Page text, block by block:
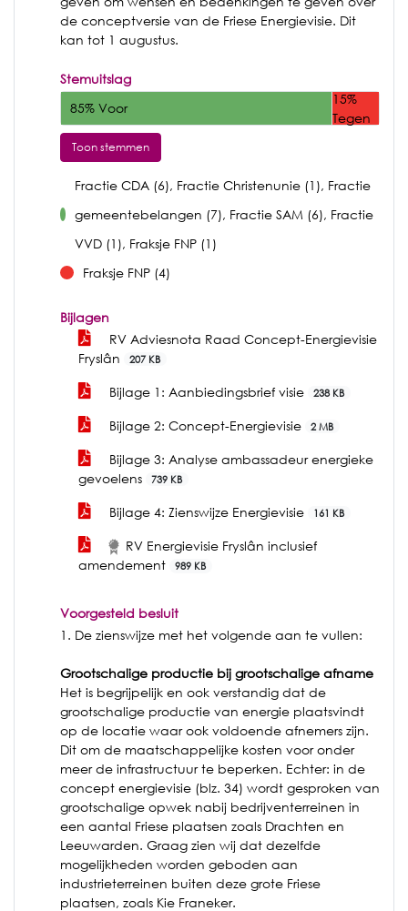
de conceptversie van de Friese Energievisie. Dit
kan tot 1 augustus.
Stemuitslag
85% Voor
15%
Tegen
Toon stemmen
voor
Fractie CDA (6), Fractie Christenunie (1), Fractie
gemeentebelangen (7), Fractie SAM (6), Fractie
VVD (1), Fraksje FNP (1)
Fraksje FNP (4)
Bijlagen
RV Adviesnota Raad Concept-Energievisie
Fryslân
207 KB
Bijlage 1: Aanbiedingsbrief visie 238 KB
Bijlage 2: Concept-Energievisie 2 MB
Bijlage 3: Analyse ambassadeur energieke
gevoelens
739 KB
Bijlage 4: Zienswijze Energievisie 161 KB
RV Energievisie Fryslân inclusief
amendement
989 KB
Voorgesteld besluit
1. De zienswijze met het volgende aan te vullen:
Grootschalige productie bij grootschalige afname
Het is begrijpelijk en ook verstandig dat de
grootschalige productie van energie plaatsvindt
op de locatie waar ook voldoende afnemers zijn.
Dit om de maatschappelijke kosten voor onder
meer de infrastructuur te beperken. Echter: in de
concept energievisie (blz. 34) wordt gesproken van
grootschalige opwek nabij bedrijventerreinen in
een aantal Friese plaatsen zoals Drachten en
Leeuwarden. Graag zien wij dat dezelfde
mogelijkheden worden geboden aan
industrieterreinen buiten deze grote Friese
plaatsen, zoals Kie Franeker.